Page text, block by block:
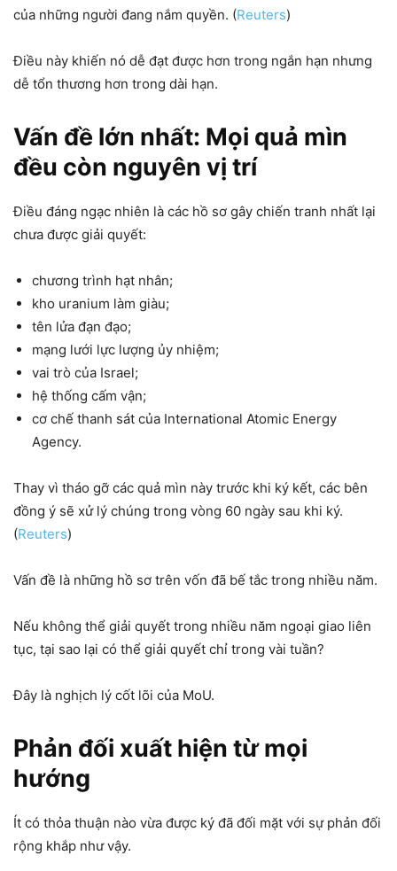
của những người đang nắm quyền. (Reuters)
Điều này khiến nó dễ đạt được hơn trong ngắn hạn nhưng
dễ tổn thương hơn trong dài hạn.
Vấn đề lớn nhất: Mọi quả mìn
đều còn nguyên vị trí
Điều đáng ngạc nhiên là các hồ sơ gây chiến tranh nhất lại
chưa được giải quyết:
chương trình hạt nhân;
kho uranium làm giàu;
tên lửa đạn đạo;
mạng lưới lực lượng ủy nhiệm;
vai trò của Israel;
hệ thống cấm vận;
cơ chế thanh sát của International Atomic Energy
Agency.
Thay vì tháo gỡ các quả mìn này trước khi ký kết, các bên
đồng ý sẽ xử lý chúng trong vòng 60 ngày sau khi ký.
(Reuters)
Vấn đề là những hồ sơ trên vốn đã bế tắc trong nhiều năm.
Nếu không thể giải quyết trong nhiều năm ngoại giao liên
tục, tại sao lại có thể giải quyết chỉ trong vài tuần?
Đây là nghịch lý cốt lõi của MoU.
Phản đối xuất hiện từ mọi
hướng
Ít có thỏa thuận nào vừa được ký đã đối mặt với sự phản đối
rộng khắp như vậy.